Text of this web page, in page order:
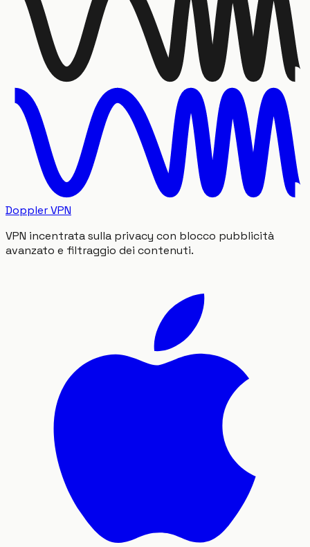
Doppler VPN
VPN incentrata sulla privacy con blocco pubblicità
avanzato e filtraggio dei contenuti.